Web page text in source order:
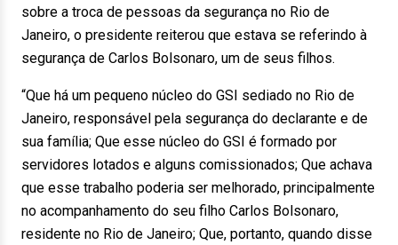
sobre a troca de pessoas da segurança no Rio de
Janeiro, o presidente reiterou que estava se referindo à
segurança de Carlos Bolsonaro, um de seus filhos.
“Que há um pequeno núcleo do GSI sediado no Rio de
Janeiro, responsável pela segurança do declarante e de
sua família; Que esse núcleo do GSI é formado por
servidores lotados e alguns comissionados; Que achava
que esse trabalho poderia ser melhorado, principalmente
no acompanhamento do seu filho Carlos Bolsonaro,
residente no Rio de Janeiro; Que, portanto, quando disse